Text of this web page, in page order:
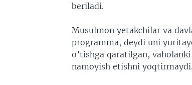
beriladi.
Musulmon yetakchilar va
programma, deydi uni
o’tishga qaratilgan,
namoyish etishni yoqtirmaydi.